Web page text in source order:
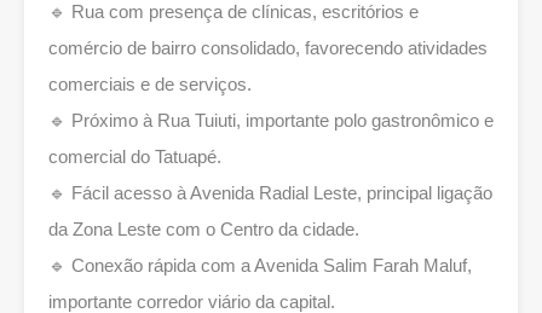
🔹 Rua com presença de clínicas, escritórios e
comércio de bairro consolidado, favorecendo atividades
comerciais e de serviços.
🔹 Próximo à Rua Tuiuti, importante polo gastronômico e
comercial do Tatuapé.
🔹 Fácil acesso à Avenida Radial Leste, principal ligação
da Zona Leste com o Centro da cidade.
🔹 Conexão rápida com a Avenida Salim Farah Maluf,
importante corredor viário da capital.